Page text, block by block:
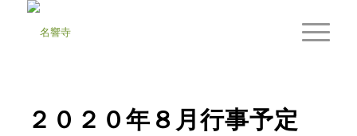
２０２０年８月行事予定